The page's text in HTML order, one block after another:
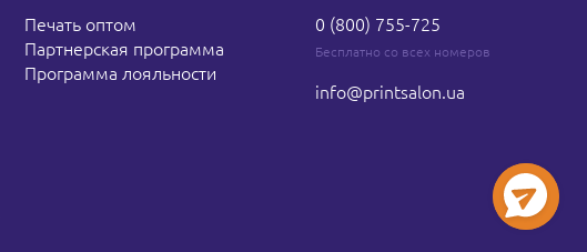
0 (800) 755-725
Бесплатно со всех номеров
info@printsalon.ua
Печать оптом
Партнерская программа
Программа лояльности